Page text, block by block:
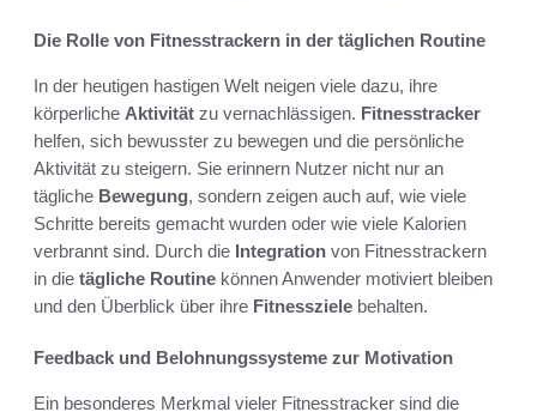
Die Rolle von Fitnesstrackern in der täglichen Routine
In der heutigen hastigen Welt neigen viele dazu, ihre
körperliche Aktivität zu vernachlässigen. Fitnesstracker
helfen, sich bewusster zu bewegen und die persönliche
Aktivität zu steigern. Sie erinnern Nutzer nicht nur an
tägliche Bewegung, sondern zeigen auch auf, wie viele
Schritte bereits gemacht wurden oder wie viele Kalorien
verbrannt sind. Durch die Integration von Fitnesstrackern
in die tägliche Routine können Anwender motiviert bleiben
und den Überblick über ihre Fitnessziele behalten.
Feedback und Belohnungssysteme zur Motivation
Ein besonderes Merkmal vieler Fitnesstracker sind die